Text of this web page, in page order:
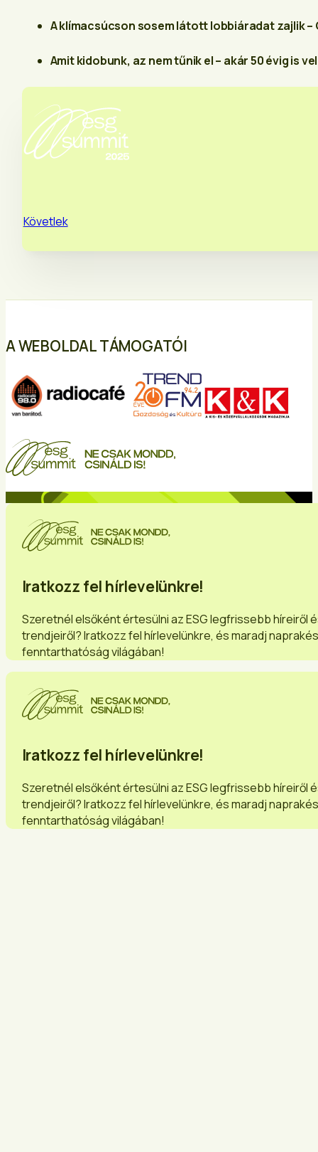
A klímacsúcson sosem látott lobbiáradat zajlik –
Amit kidobunk, az nem tűnik el – akár 50 évig is
Követlek
A WEBOLDAL TÁMOGATÓI
Iratkozz fel hírlevelünkre!
Szeretnél elsőként értesülni az ESG legfrissebb híreiről
trendjeiről? Iratkozz fel hírlevelünkre, és maradj
fenntarthatóság világában!
Iratkozz fel hírlevelünkre!
Szeretnél elsőként értesülni az ESG legfrissebb híreiről
trendjeiről? Iratkozz fel hírlevelünkre, és maradj
fenntarthatóság világában!